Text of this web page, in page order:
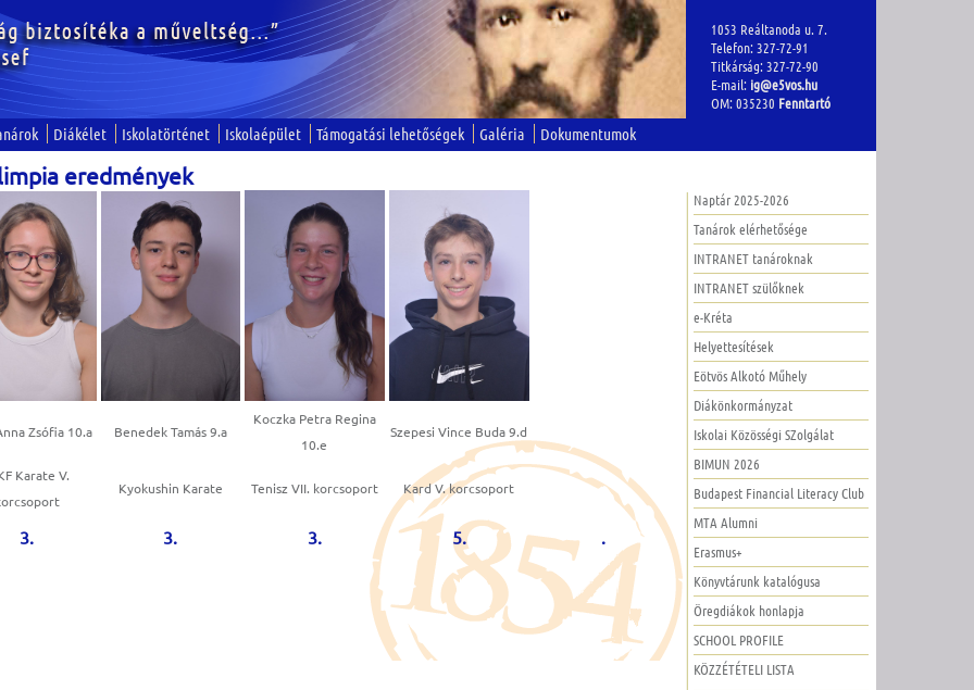
1053 Reáltanoda u. 7.
Telefon: 327-72-91
Titkárság: 327-72-90
E-mail: ig@e5vos.hu
OM: 035230 Fenntartó
Diákélet Iskolatörténet Iskolaépület Támogatási lehetőségek Galéria Dokumentumok
eredmények
Zsófia 10.a Benedek Tamás 9.a
Koczka Petra Regina
10.e
Szepesi Vince Buda 9.d
Karate V.
Kyokushin Karate Tenisz VII. korcsoport Kard V. korcsoport
3. 3. 3. 5. .
Naptár 2025-2026
Tanárok elérhetősége
INTRANET tanároknak
INTRANET szülőknek
e-Kréta
Helyettesítések
Eötvös Alkotó Műhely
Diákönkormányzat
Iskolai Közösségi SZolgálat
BIMUN 2026
Budapest Financial Literacy Club
MTA Alumni
Erasmus+
Könyvtárunk katalógusa
Öregdiákok honlapja
SCHOOL PROFILE
KÖZZÉTÉTELI LISTA